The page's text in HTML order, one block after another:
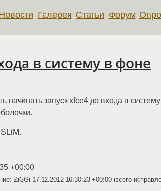
Новости Галерея Статьи Форум
в систему в фоне
начинать запуск xfce4 до входа в
+00:00
ZiGGi 17.12.2012 16:30:23 +00:00 (всего